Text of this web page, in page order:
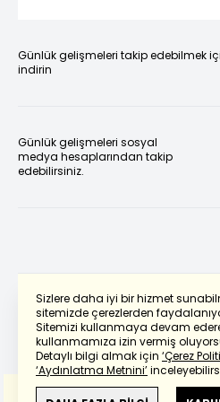
Sizlere daha iyi bir hizmet
sitemizde çerezlerden
Sitemizi kullanmaya devam
kullanmamıza izin vermiş
Detaylı bilgi almak için ‘Çerez
‘Aydınlatma Metnini’
Günlük gelişmeleri takip edebilmek
indirin
Günlük gelişmeleri sosyal
medya hesaplarından takip
edebilirsiniz.
Powered by
Bu çevirideGoogle Translete